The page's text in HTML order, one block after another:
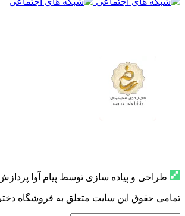
طراحی و پیاده سازی توسط پیام آوا
تمامی حقوق این سایت متعلق به فروشگاه